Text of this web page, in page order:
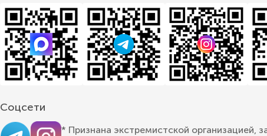
Соцсети
* Признана экстремистской организацией,